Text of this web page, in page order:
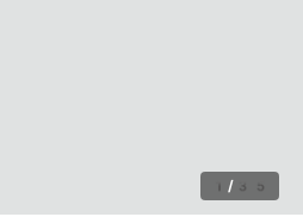
1 / 35